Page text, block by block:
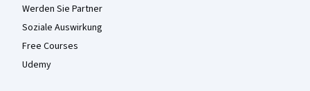
Werden Sie Partner
Soziale Auswirkung
Free Courses
Udemy